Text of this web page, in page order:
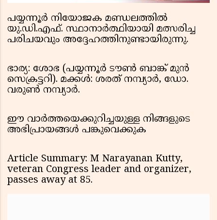
പയ്യന്നൂർ നിയോജക മണ്ഡലത്തിൽ
യു.ഡി.എഫ്. സ്ഥാനാർത്ഥിയായി മത്സരിച്ച
പരിചയവും അദ്ദേഹത്തിനുണ്ടായിരുന്നു.
ഭാര്യ: ശോഭ (പയ്യന്നൂർ ടൗൺ ബാങ്ക് മുൻ
സെക്രട്ടറി). മക്കൾ: ശരത് നമ്പ്യാർ, ഡോ.
വരുൺ നമ്പ്യാർ.
ഈ വാർത്തയെക്കുറിച്ചയുള്ള നിങ്ങളുടെ
അഭിപ്രായങ്ങൾ പങ്കുവെക്കുക
Article Summary: M Narayanan Kutty,
veteran Congress leader and organizer,
passes away at 85.